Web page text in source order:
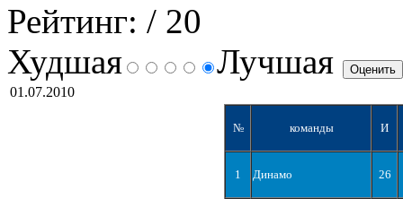
Рейтинг: / 20
Худшая
Лучшая
01.07.2010
№ команды И
1 Динамо 26